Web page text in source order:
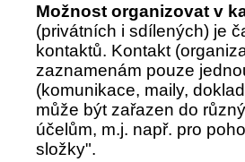
Možnost organizovat v
(privátních i sdílených) je
kontaktů. Kontakt
zaznamenám pouze
(komunikace, maily,
může být zařazen do
účelům, m.j. např. pro
složky".